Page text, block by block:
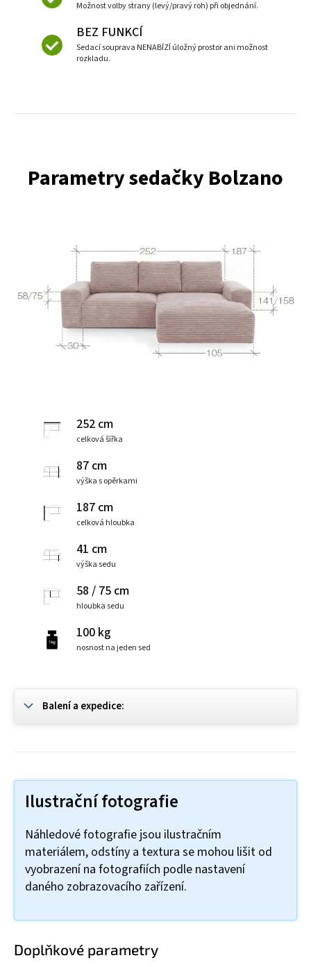
Možnost volby strany (levý/pravý roh) při objednání.
BEZ FUNKCÍ
Sedací souprava NENABÍZÍ úložný prostor ani možnost
rozkladu.
Parametry sedačky Bolzano
252 cm
celková šířka
87 cm
výška s opěrkami
187 cm
celková hloubka
41 cm
výška sedu
58 / 75 cm
hloubka sedu
100 kg
nosnost na jeden sed
Balení a expedice:
Ilustrační fotografie
Náhledové fotografie jsou ilustračním
materiálem, odstíny a textura se mohou lišit od
vyobrazení na fotografiích podle nastavení
daného zobrazovacího zařízení.
Doplňkové parametry